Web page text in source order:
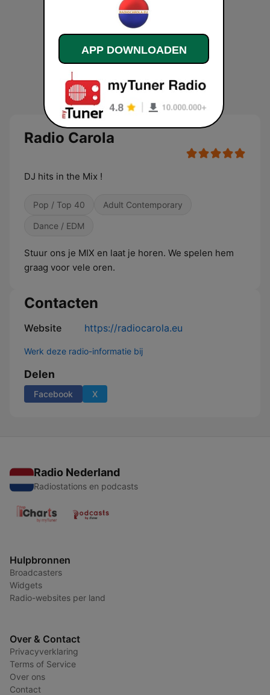
Radio Carola
DJ hits in the Mix !
Pop / Top 40 Adult Contemporary
Dance / EDM
Stuur ons je MIX en laat je horen. We spelen hem
graag voor vele oren.
Contacten
Website https://radiocarola.eu
Werk deze radio-informatie bij
Delen
Facebook X
Radio Nederland
Radiostations en podcasts
Hulpbronnen
Broadcasters
Widgets
Radio-websites per land
Over & Contact
Privacyverklaring
Terms of Service
Over ons
Contact
APP DOWNLOADEN